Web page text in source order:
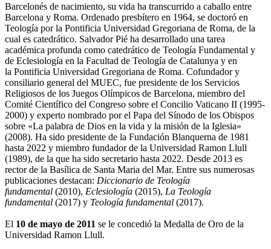
Barcelonés de nacimiento, su vida ha transcurrido a caballo entre
Barcelona y Roma. Ordenado presbítero en 1964, se doctoró en
Teología por la Pontificia Universidad Gregoriana de Roma, de la
cual es catedrático. Salvador Pié ha desarrollado una tarea
académica profunda como catedrático de Teología Fundamental y
de Eclesiología en la Facultad de Teología de Catalunya y en
la Pontificia Universidad Gregoriana de Roma. Cofundador y
consiliario general del MUEC, fue presidente de los Servicios
Religiosos de los Juegos Olímpicos de Barcelona, miembro del
Comité Científico del Congreso sobre el Concilio Vaticano II (1995-
2000) y experto nombrado por el Papa del Sínodo de los Obispos
sobre «La palabra de Dios en la vida y la misión de la Iglesia»
(2008). Ha sido presidente de la Fundación Blanquerna de 1981
hasta 2022 y miembro fundador de la Universidad Ramon Llull
(1989), de la que ha sido secretario hasta 2022. Desde 2013 es
rector de la Basílica de Santa Maria del Mar. Entre sus numerosas
publicaciones destacan: Diccionario de Teología
fundamental (2010), Eclesiología (2015), La Teología
fundamental (2017) y Teología fundamental (2017).
El 10 de mayo de 2011 se le concedió la Medalla de Oro de la
Universidad Ramon Llull.